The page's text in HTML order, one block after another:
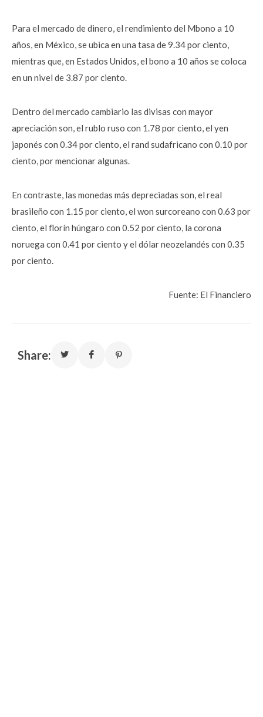
Para el mercado de dinero, el rendimiento del Mbono a 10
años, en México, se ubica en una tasa de 9.34 por ciento,
mientras que, en Estados Unidos, el bono a 10 años se coloca
en un nivel de 3.87 por ciento.
Dentro del mercado cambiario las divisas con mayor
apreciación son, el rublo ruso con 1.78 por ciento, el yen
japonés con 0.34 por ciento, el rand sudafricano con 0.10 por
ciento, por mencionar algunas.
En contraste, las monedas más depreciadas son, el real
brasileño con 1.15 por ciento, el won surcoreano con 0.63 por
ciento, el florín húngaro con 0.52 por ciento, la corona
noruega con 0.41 por ciento y el dólar neozelandés con 0.35
por ciento.
Fuente: El Financiero
Share: